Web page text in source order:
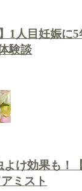
1人目妊娠に
験談
け効果も！
ミスト